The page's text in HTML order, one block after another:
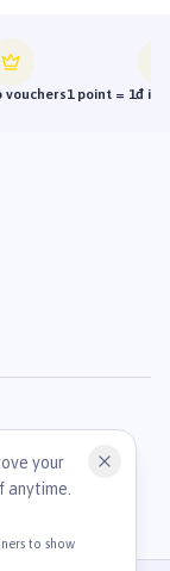
vouchers1 point = 1đ
your
anytime.
to show